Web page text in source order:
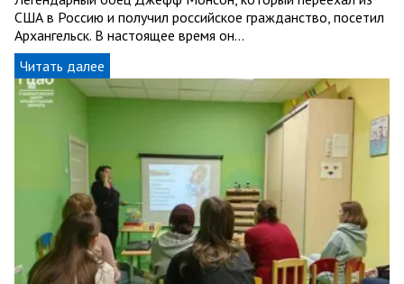
США в Россию и получил российское гражданство, посетил
Архангельск. В настоящее время он…
Читать далее